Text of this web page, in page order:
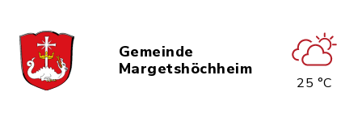
Gemeinde
Margetshöchheim
25 °C